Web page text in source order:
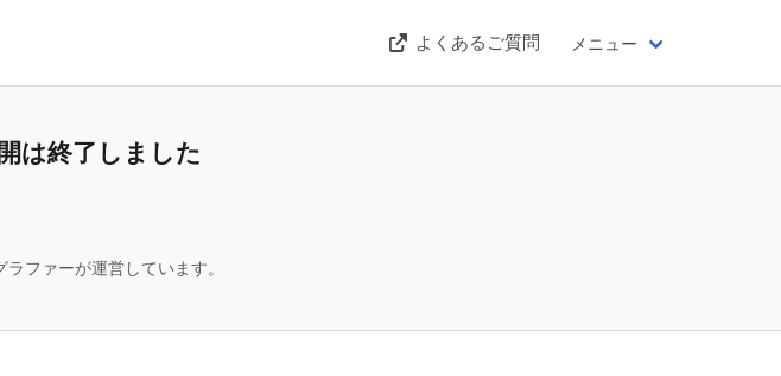
よくあるご質問 メニュー
は終了しました
ファーが運営しています。